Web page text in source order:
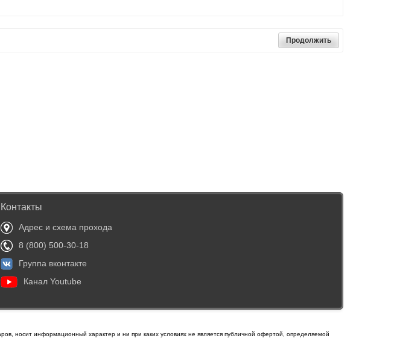
Продолжить
Контакты
Адрес и схема прохода
8 (800) 500-30-18
Группа вконтакте
Канал Youtube
носит информационный характер и ни при каких условиях не является публичной офертой, определяемой